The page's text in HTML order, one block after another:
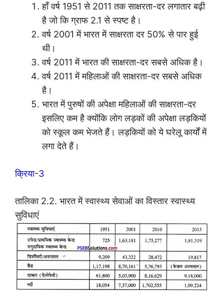
हाँ वर्ष 1951 से 2011 तक साक्षरता-दर लगातार बढ़ी
है जो कि ग्राफ 2.1 से स्पष्ट है।
वर्ष 2001 में भारत में साक्षरता दर 50% से पार हुई
थी।
वर्ष 2011 में भारत की साक्षरता-दर सबसे अधिक है।
वर्ष 2011 में महिलाओं की साक्षरता-दर सबसे अधिक
है।
भारत में पुरुषों की अपेक्षा महिलाओं की साक्षरता-दर
इसलिए कम है क्योंकि लोग लड़कों की अपेक्षा लड़कियों
को स्कूल कम भेजते हैं। लड़कियों को ये घरेलू कार्यों में
लगा देते हैं।
क्रिया-3
तालिका 2.2. भारत में स्वास्थ्य सेवाओं का विस्तार स्वास्थ्य
सुविधाएं